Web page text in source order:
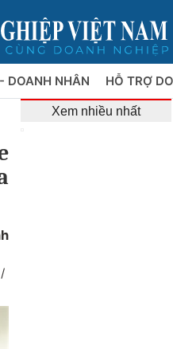
DOANH NHÂN HỖ TRỢ
/
Xem nhiều nhất